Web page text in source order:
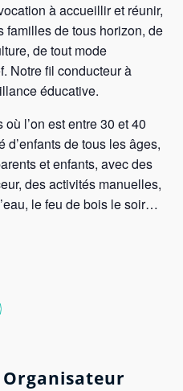
à accueillir et réunir,
familles de tous horizon, de
de tout mode
Notre fil conducteur à
éducative.
l’on est entre 30 et 40
de tous les âges,
et enfants, avec des
des activités manuelles,
le feu de bois le soir…
Organisateur